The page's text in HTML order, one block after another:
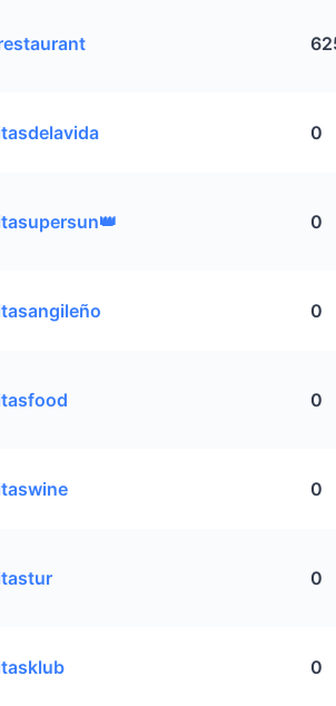
0
0
0
0
0
0
0